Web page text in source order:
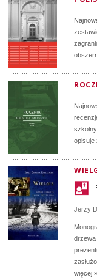
opisuje
Jerzy
drzewa
więcej »